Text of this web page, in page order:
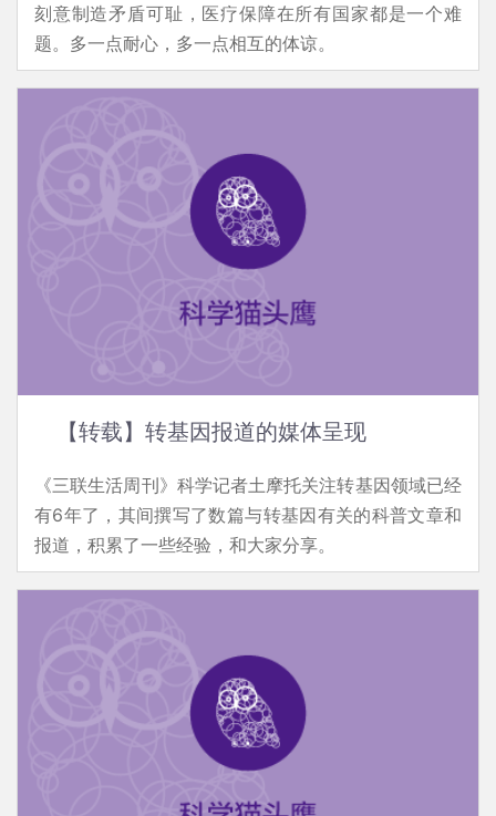
刻意制造矛盾可耻，医疗保障在所有国家都是一个难
题。多一点耐心，多一点相互的体谅。
【转载】转基因报道的媒体呈现
《三联生活周刊》科学记者土摩托关注转基因领域已经
有6年了，其间撰写了数篇与转基因有关的科普文章和
报道，积累了一些经验，和大家分享。